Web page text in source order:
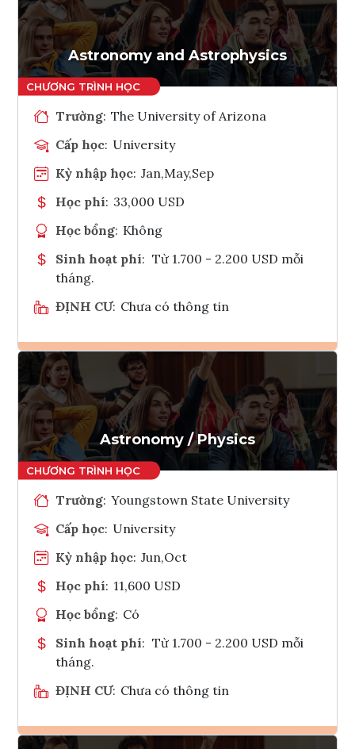
Tham vấn Interlink
Astronomy and Astrophysics
Trường: The University of Arizona
Cấp học: University
Kỳ nhập học: Jan,May,Sep
Học phí: 33,000 USD
Học bổng: Không
Sinh hoạt phí: Từ 1.700 - 2.200 USD mỗi
tháng.
ĐỊNH CƯ: Chưa có thông tin
Ghi danh
Tham vấn Interlink
Astronomy / Physics
Trường: Youngstown State University
Cấp học: University
Kỳ nhập học: Jun,Oct
Học phí: 11,600 USD
Học bổng: Có
Sinh hoạt phí: Từ 1.700 - 2.200 USD mỗi
tháng.
ĐỊNH CƯ: Chưa có thông tin